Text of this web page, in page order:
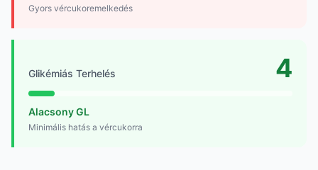
Gyors vércukoremelkedés
Glikémiás Terhelés 4
Alacsony GL
Minimális hatás a vércukorra